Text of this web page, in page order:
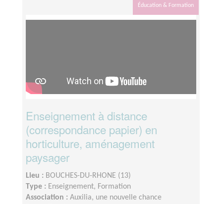
Éducation & Formation
Enseignement à distance
(correspondance papier) en
horticulture, aménagement
paysager
Lieu : BOUCHES-DU-RHONE (13)
Type : Enseignement, Formation
Association : Auxilia, une nouvelle chance